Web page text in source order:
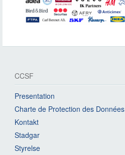
CCSF
Presentation
Charte de Protection des Données
Kontakt
Stadgar
Styrelse